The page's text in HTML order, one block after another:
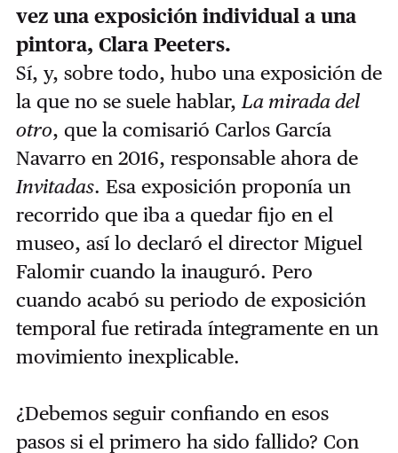
vez una exposición individual a una
pintora, Clara Peeters.
Sí, y, sobre todo, hubo una exposición de
la que no se suele hablar, La mirada del
otro, que la comisarió Carlos García
Navarro en 2016, responsable ahora de
Invitadas. Esa exposición proponía un
recorrido que iba a quedar fijo en el
museo, así lo declaró el director Miguel
Falomir cuando la inauguró. Pero
cuando acabó su periodo de exposición
temporal fue retirada íntegramente en un
movimiento inexplicable.
¿Debemos seguir confiando en esos
pasos si el primero ha sido fallido? Con